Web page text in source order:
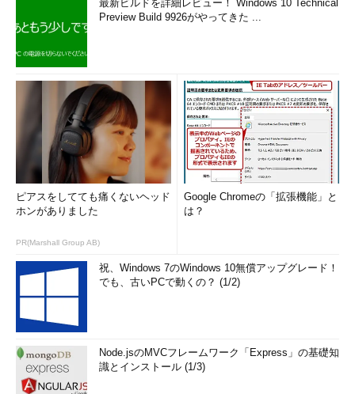
ームやデータセンターに配置し、別の場所からリモート管理する
ことがほとんどだろう。Windows 7では、2.0対応のHyper-Vマネ
ージャーが「リモート サーバー管理ツール（RSAT）」に含まれ
ている。もちろん、リモートデスクトップで接続することが可能
であれば、各管理端末にインストールしなくてもリモート管理は
Windows 7 用のリモート サーバー管理ツール（RSAT）
（マイクロソフト ダウンロードセンター）
Hyper-Vの管理を行う［Hyper-Vマネージャー］
数のHyper-Vホストを同時管理することも可能
だ。
最新ビルドを詳細レビュー！ Windows 10 Technical
Preview Build 9926がやってきた ...
ピアスをしてても痛くないヘッド
ホンがありました
PR(Marshall Group AB)
Google Chromeの「拡張機能」と
は？
祝、Windows 7のWindows 10無償アップグレード！
でも、古いPCで動くの？ (1/2)
Node.jsのMVCフレームワーク「Express」の基礎知
識とインストール (1/3)